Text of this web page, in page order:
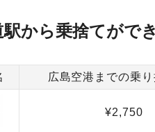
駅から乗捨てがで
広島空港までの乗
¥2,750